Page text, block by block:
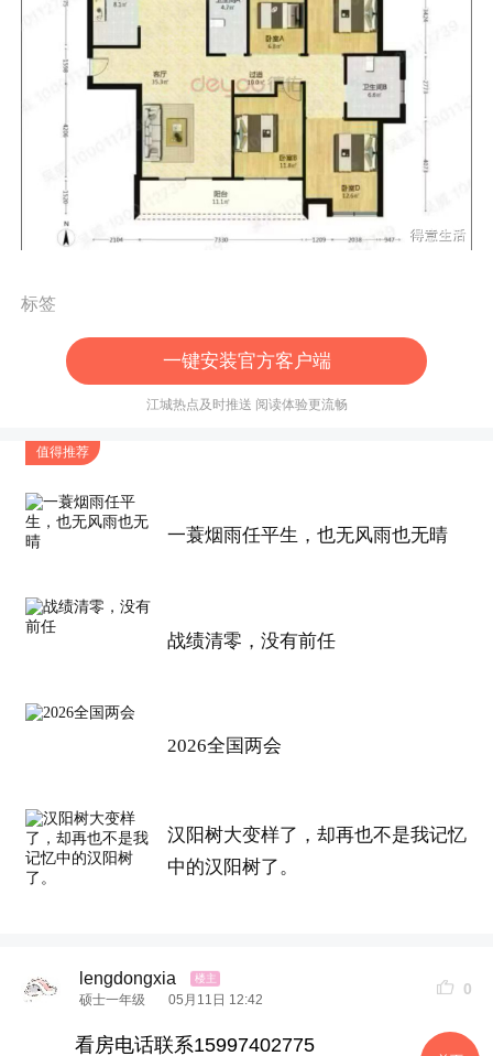
标签
一键安装官方客户端
江城热点及时推送 阅读体验更流畅
值得推荐
一蓑烟雨任平生，也无风雨也无晴
战绩清零，没有前任
2026全国两会
汉阳树大变样了，却再也不是我记忆
中的汉阳树了。
lengdongxia
硕士一年级 05月11日 12:42
0
看房电话联系15997402775